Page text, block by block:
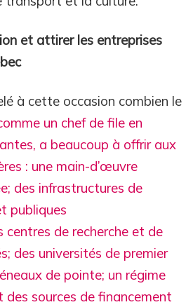
et attirer les entreprises
à cette occasion combien le
un chef de file en
a beaucoup à offrir aux
: une main-d’œuvre
des infrastructures de
publiques
de recherche et de
des universités de premier
de pointe; un régime
sources de financement